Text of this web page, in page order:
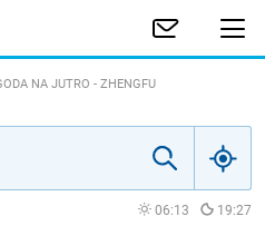
NA JUTRO - ZHENGFU
06:13 19:27